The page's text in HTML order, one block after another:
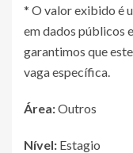
* O valor exibido é
em dados públicos
garantimos que
vaga específica.
Área:Outros
Nível: Estagio